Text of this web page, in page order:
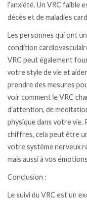
l’anxiété. Un VRC faible
décès et de maladies
Les personnes qui ont
condition
VRC peut également
votre style de vie et
prendre des mesures
voir comment le VRC
d’attention, de
physique dans votre vie.
chiffres, cela peut être
votre système nerveux
mais aussi à vos
Conclusion :
Le suivi du VRC est un